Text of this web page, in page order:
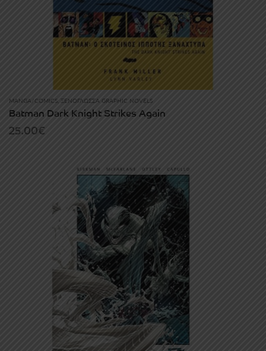
MANGA/COMICS, ΞΕΝΌΓΛΩΣΣΑ GRAPHIC NOVELS
Batman Dark Knight Strikes Again
25.00€